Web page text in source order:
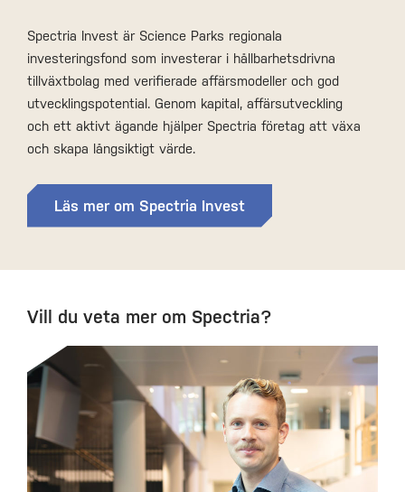
Spectria Invest är Science Parks regionala
investeringsfond som investerar i hållbarhetsdrivna
tillväxtbolag med verifierade affärsmodeller och god
utvecklingspotential. Genom kapital, affärsutveckling
och ett aktivt ägande hjälper Spectria företag att växa
och skapa långsiktigt värde.
Läs mer om Spectria Invest
Vill du veta mer om Spectria?